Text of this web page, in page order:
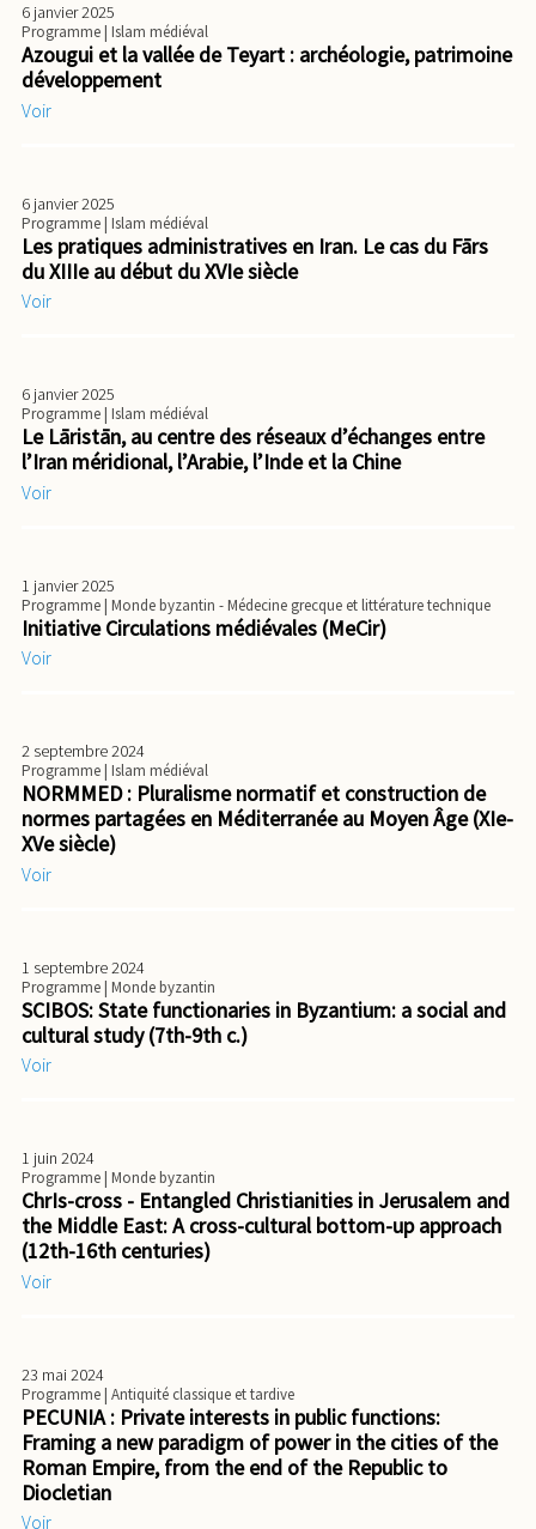
6 janvier 2025
Programme| Islam médiéval
Azougui et la vallée de Teyart : archéologie, patrimoine
développement
Voir
6 janvier 2025
Programme| Islam médiéval
Les pratiques administratives en Iran. Le cas du Fārs
du XIIIe au début du XVIe siècle
Voir
6 janvier 2025
Programme| Islam médiéval
Le Lāristān, au centre des réseaux d’échanges entre
l’Iran méridional, l’Arabie, l’Inde et la Chine
Voir
1 janvier 2025
Programme| Monde byzantin - Médecine grecque et littérature technique
Initiative Circulations médiévales (MeCir)
Voir
2 septembre 2024
Programme| Islam médiéval
NORMMED : Pluralisme normatif et construction de
normes partagées en Méditerranée au Moyen Âge (XIe-
XVe siècle)
Voir
1 septembre 2024
Programme| Monde byzantin
SCIBOS: State functionaries in Byzantium: a social and
cultural study (7th-9th c.)
Voir
1 juin 2024
Programme| Monde byzantin
ChrIs-cross - Entangled Christianities in Jerusalem and
the Middle East: A cross-cultural bottom-up approach
(12th-16th centuries)
Voir
23 mai 2024
Programme| Antiquité classique et tardive
PECUNIA : Private interests in public functions:
Framing a new paradigm of power in the cities of the
Roman Empire, from the end of the Republic to
Diocletian
Voir